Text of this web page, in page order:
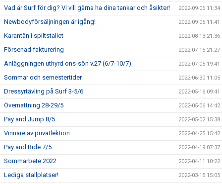
Vad är Surf för dig? Vi vill gärna ha dina tankar och åsikter! 2022-09-06 11:34
Newbodyförsäljningen är igång! 2022-09-05 11:41
Karantän i spiltstallet 2022-08-13 21:36
Försenad fakturering 2022-07-15 21:27
Anläggningen uthyrd ons-sön v.27 (6/7-10/7) 2022-07-05 19:41
Sommar och semestertider 2022-06-30 11:05
Dressyrtävling på Surf 3-5/6 2022-05-16 09:41
Övernattning 28-29/5 2022-05-06 14:42
Pay and Jump 8/5 2022-05-02 15:38
Vinnare av privatlektion 2022-04-25 15:42
Pay and Ride 7/5 2022-04-19 07:37
Sommarbete 2022 2022-04-11 10:22
Lediga stallplatser! 2022-03-15 15:05